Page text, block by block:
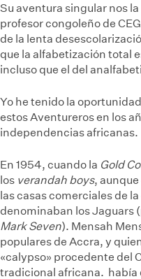
Su aventura singular nos
profesor congoleño de
de la lenta
que la alfabetización total
incluso que el del
Yo he tenido la
estos Aventureros en los
independencias africanas.
En 1954, cuando la Gold
los verandah boys,
las casas comerciales de
denominaban los Jaguars
Mark Seven). Mensah
populares de Accra, y
«calypso» procedente del
tradicional africana. había